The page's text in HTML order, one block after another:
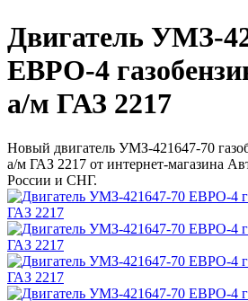
Двигатель УМЗ-
ЕВРО-4
а/м ГАЗ 2217
Новый двигатель УМЗ-421647-70
а/м ГАЗ 2217 от интернет-магазина
России и СНГ.